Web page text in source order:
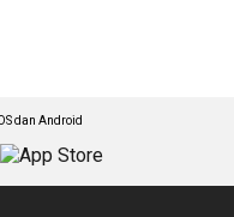
dan Android